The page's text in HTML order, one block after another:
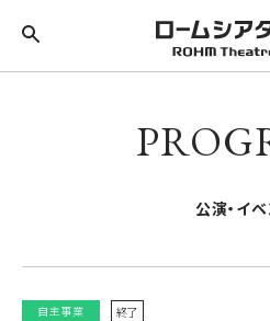
公演・イベ
自主事業 終了